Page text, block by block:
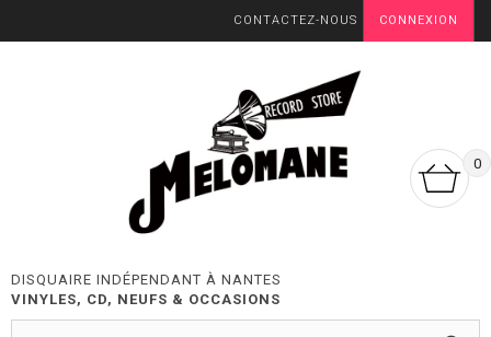
CONNEXION
CONTACTEZ-NOUS
0
DISQUAIRE INDÉPENDANT À NANTES
VINYLES, CD, NEUFS & OCCASIONS